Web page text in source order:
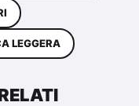
LEGGERA